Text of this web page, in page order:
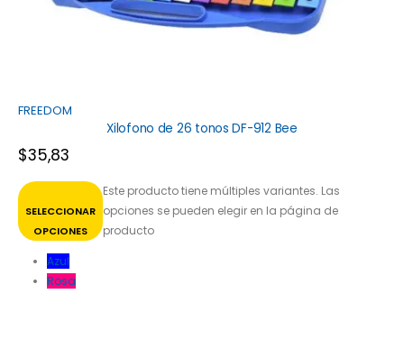
FREEDOM
Xilofono de 26 tonos DF-912 Bee
$35,83
SELECCIONAR
OPCIONES
Este producto tiene múltiples variantes. Las
opciones se pueden elegir en la página de
producto
Azul
Rosa